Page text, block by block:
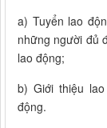
a) Tuyển lao
những người đủ
lao động;
b) Giới thiệu
động.